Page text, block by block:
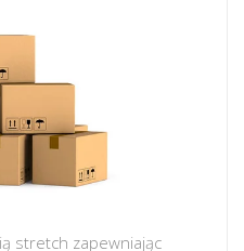
stretch zapewniając